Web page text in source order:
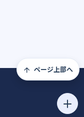
ページ上部へ